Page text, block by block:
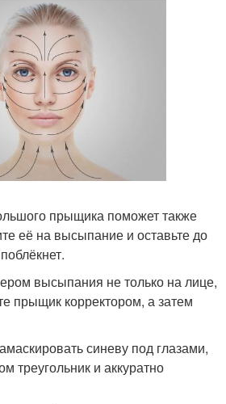
прыщика поможет также
её на высыпание и оставьте до
высыпания не только на лице,
прыщик корректором, а затем
синеву под глазами,
треугольник и аккуратно